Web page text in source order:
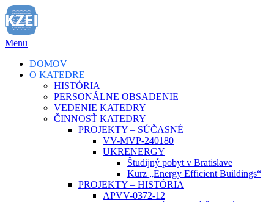
Prejsť
na
obsah
Menu
DOMOV
O KATEDRE
HISTÓRIA
PERSONÁLNE OBSADENIE
VEDENIE KATEDRY
ČINNOSŤ KATEDRY
PROJEKTY – SÚČASNÉ
VV-MVP-240180
UKRENERGY
Študijný pobyt v Bratislave
Kurz „Energy Efficient Buildings“
PROJEKTY – HISTÓRIA
APVV-0372-12